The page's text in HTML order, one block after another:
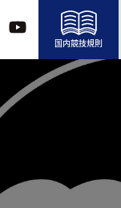
国内競技規則